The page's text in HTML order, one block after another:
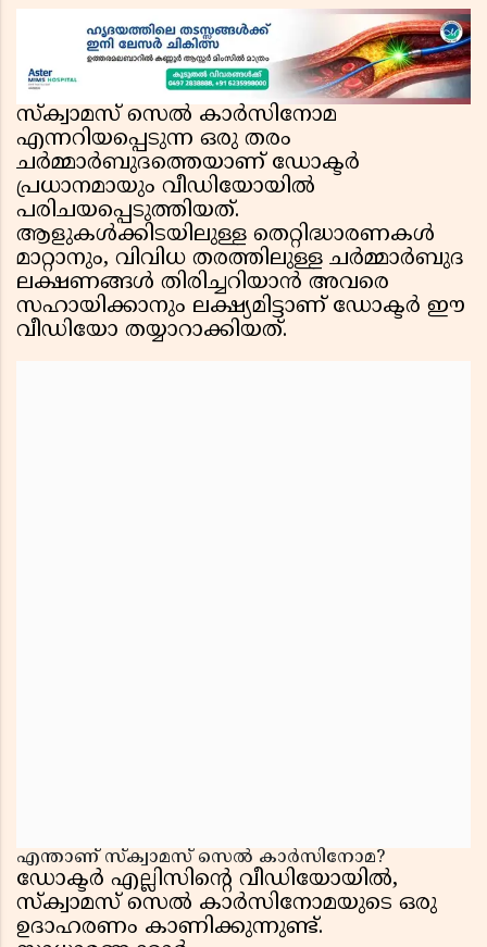
സ്ക്വാമസ് സെൽ കാർസിനോമ
എന്നറിയപ്പെടുന്ന ഒരു തരം
ചർമ്മാർബുദത്തെയാണ് ഡോക്ടർ
പ്രധാനമായും വീഡിയോയിൽ
പരിചയപ്പെടുത്തിയത്.
ആളുകൾക്കിടയിലുള്ള തെറ്റിദ്ധാരണകൾ
മാറ്റാനും, വിവിധ തരത്തിലുള്ള ചർമ്മാർബുദ
ലക്ഷണങ്ങൾ തിരിച്ചറിയാൻ അവരെ
സഹായിക്കാനും ലക്ഷ്യമിട്ടാണ് ഡോക്ടർ ഈ
വീഡിയോ തയ്യാറാക്കിയത്.
എന്താണ് സ്ക്വാമസ് സെൽ കാർസിനോമ?
ഡോക്ടർ എല്ലിസിന്റെ വീഡിയോയിൽ,
സ്ക്വാമസ് സെൽ കാർസിനോമയുടെ ഒരു
ഉദാഹരണം കാണിക്കുന്നുണ്ട്.